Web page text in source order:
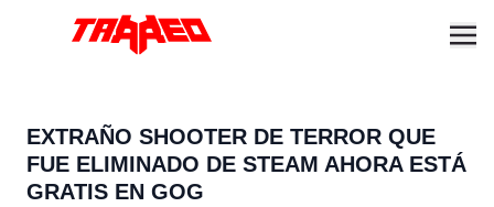
EXTRAÑO SHOOTER DE TERROR QUE
FUE ELIMINADO DE STEAM AHORA ESTÁ
GRATIS EN GOG